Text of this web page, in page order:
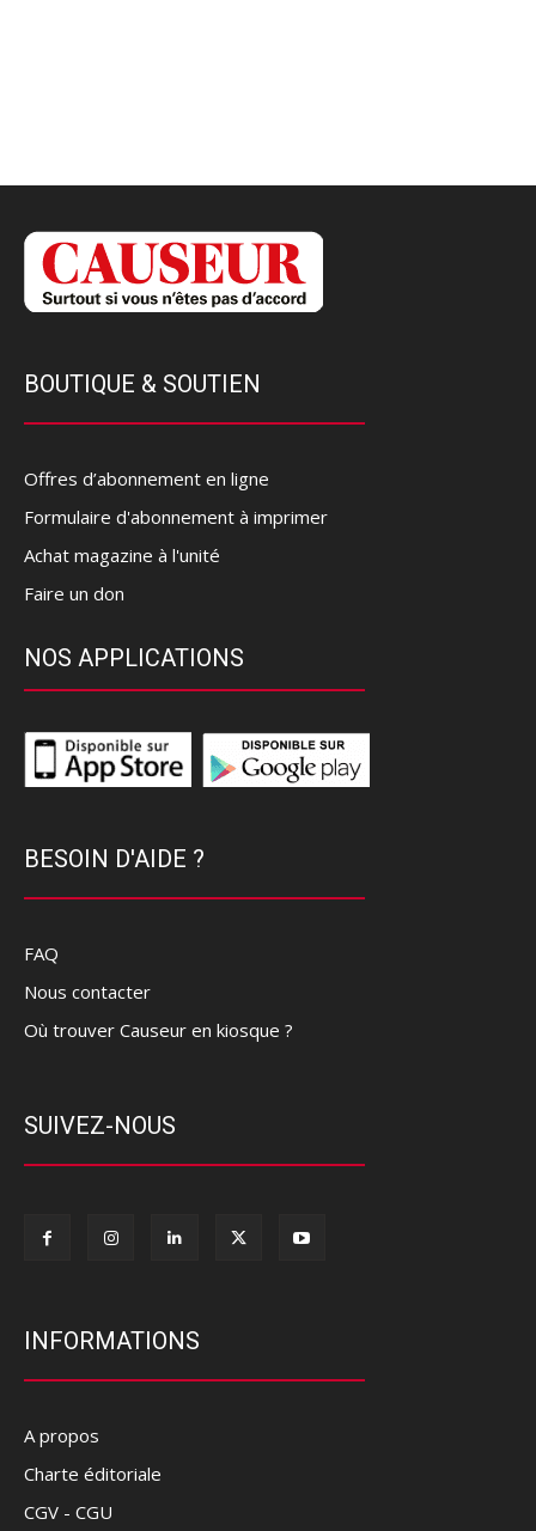
BOUTIQUE & SOUTIEN
Offres d’abonnement en ligne
Formulaire d'abonnement à imprimer
Achat magazine à l'unité
Faire un don
NOS APPLICATIONS
BESOIN D'AIDE ?
FAQ
Nous contacter
Où trouver Causeur en kiosque ?
SUIVEZ-NOUS
INFORMATIONS
A propos
Charte éditoriale
CGV - CGU